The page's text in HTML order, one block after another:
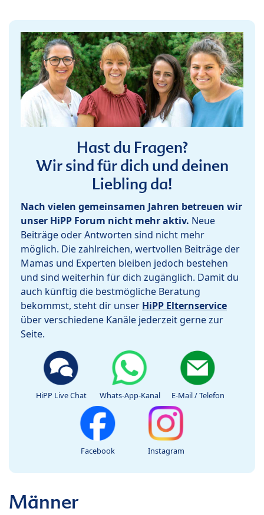
Hast du Fragen?
Wir sind für dich und deinen
Liebling da!
Nach vielen gemeinsamen Jahren betreuen wir
unser HiPP Forum nicht mehr aktiv. Neue
Beiträge oder Antworten sind nicht mehr
möglich. Die zahlreichen, wertvollen Beiträge der
Mamas und Experten bleiben jedoch bestehen
und sind weiterhin für dich zugänglich. Damit du
auch künftig die bestmögliche Beratung
bekommst, steht dir unser HiPP Elternservice
über verschiedene Kanäle jederzeit gerne zur
Seite.
HiPP Live Chat Whats-App-Kanal E-Mail / Telefon
Facebook Instagram
Männer